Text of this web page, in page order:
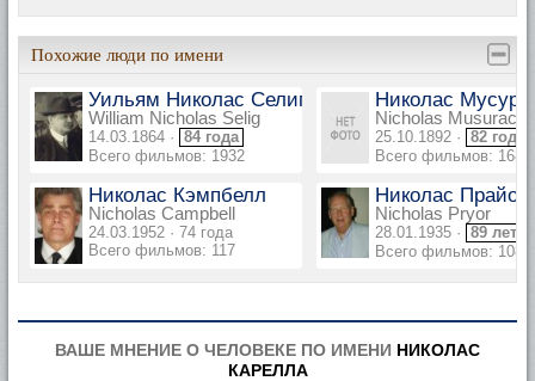
Похожие люди по имени
Уильям Николас Селиг
William Nicholas Selig
14.03.1864 · 84 года
Всего фильмов: 1932
Николас
Nicholas Musuraca
25.10.1892 · 82 года
Всего фильмов: 168
Николас Кэмпбелл
Nicholas Campbell
24.03.1952 · 74 года
Всего фильмов: 117
Николас Прайор
Nicholas Pryor
28.01.1935 · 89 лет
Всего фильмов: 108
ВАШЕ МНЕНИЕ О ЧЕЛОВЕКЕ ПО ИМЕНИ НИКОЛАС
КАРЕЛЛА